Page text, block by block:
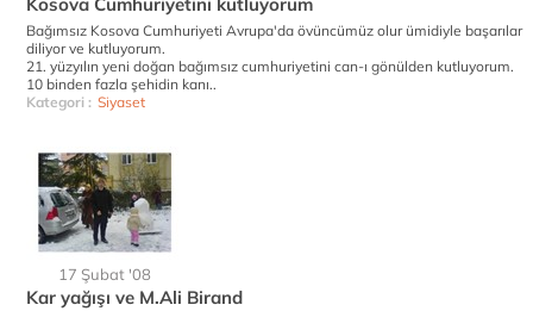
Bağımsız Kosova Cumhuriyeti Avrupa'da övüncümüz olur ümidiyle başarılar
diliyor ve kutluyorum.
21. yüzyılın yeni doğan bağımsız cumhuriyetini can-ı gönülden kutluyorum.
10 binden fazla şehidin kanı..
Kategori : Siyaset
17 Şubat '08
Kar yağışı ve M.Ali Birand